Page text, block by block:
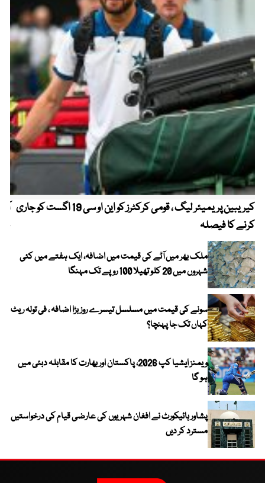
کیریبین پریمیئر لیگ ، قومی کرکٹرز کو این او سی 19 اگست کو جاری
کرنے کا فیصلہ
ملک بھر میں آٹے کی قیمت میں اضافہ، ایک ہفتے میں کئی
شہروں میں 20 کلو تھیلا 100 روپے تک مہنگا
سونے کی قیمت میں مسلسل تیسرے روز بڑا اضافہ ، فی تولہ ریٹ
کہاں تک جا پہنچا؟
ویمنز ایشیا کپ 2026، پاکستان اور بھارت کا مقابلہ دبئی میں
ہو گا
پشاور ہائیکورٹ نے افغان شہریوں کی عارضی قیام کی درخواستیں
مسترد کر دیں